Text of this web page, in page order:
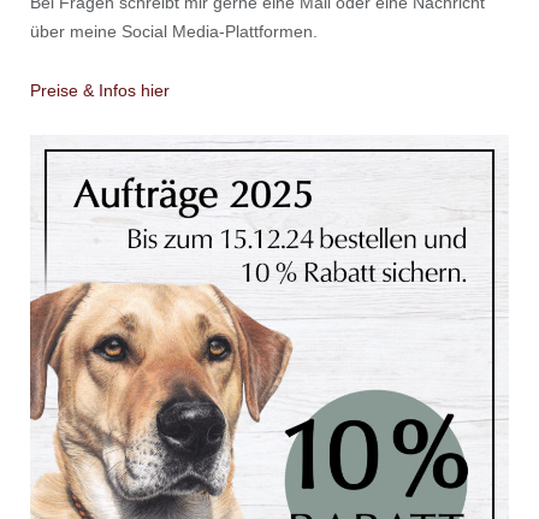
über meine Social Media-Plattformen.
Preise & Infos hier